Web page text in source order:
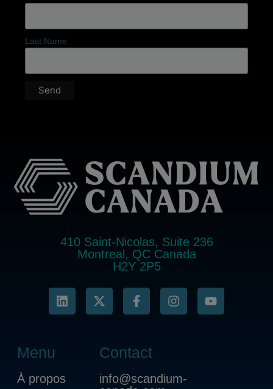
Last Name
410 Saint-Nicolas, Suite 236
Montreal, QC Canada
H2Y 2P5
Menu
À propos
Contact
info@scandium-